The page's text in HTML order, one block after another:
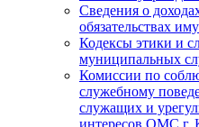
Сведения о
обязательствах
Кодексы этики и
муниципальных
Комиссии по
служебному
служащих и
интересов ОМС г.